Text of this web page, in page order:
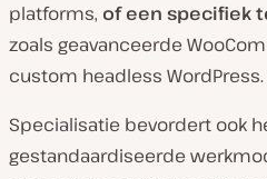
platforms, of een specifiek
zoals geavanceerde
custom headless WordPress.
Specialisatie bevordert ook
gestandaardiseerde